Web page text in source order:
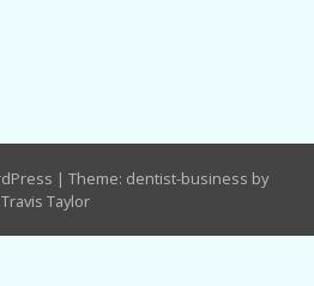
| Theme: dentist-business by
Travis Taylor